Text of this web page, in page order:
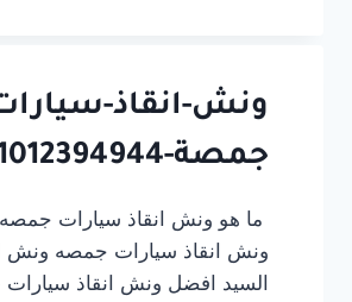
ونش-انقاذ-
جمصة-01012394944
ما هو ونش انقاذ سيارات
ونش انقاذ سيارات جمصه ونش
السيد افضل ونش انقاذ